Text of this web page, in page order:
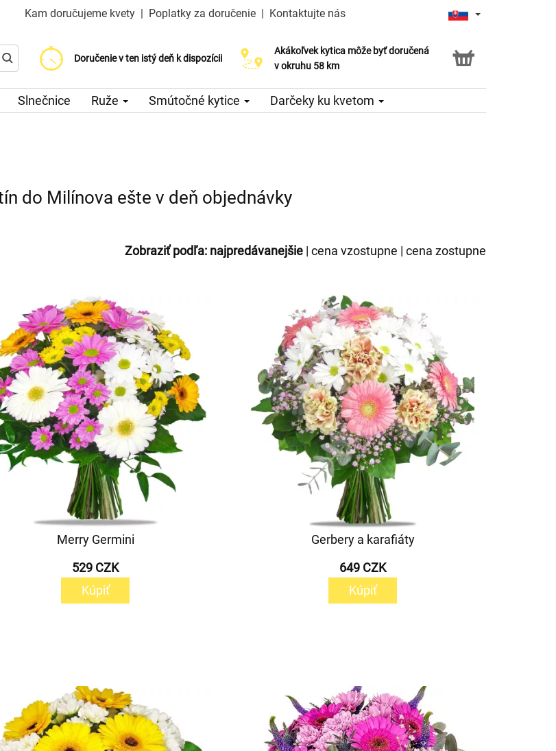
Kam doručujeme kvety | Poplatky za doručenie | Kontaktujte nás
Doručenie v ten istý deň k dispozícii
Poplatok za doručenie od 200 CZK
Vyberte si dátum doručenia
Akákoľvek kytica môže byť doručená
v okruhu 58 km
Slnečnice Ruže Smútočné kytice Darčeky ku kvetom
do Milínova ešte v deň objednávky
Zobraziť podľa: najpredávanejšie | cena vzostupne | cena zostupne
Merry Germini
529 CZK
Kúpiť
Gerbery a karafiáty
649 CZK
Kúpiť